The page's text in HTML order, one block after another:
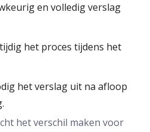
en volledig verslag
het proces tijdens het
het verslag uit na afloop
het verschil maken voor